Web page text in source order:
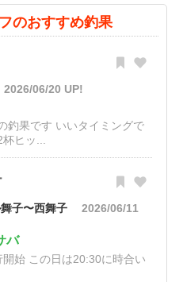
のおすすめ釣果
2026/06/20 UP!
釣果です いいタイミングで
杯ヒッ...
子〜西舞子
2026/06/11
バ
始 この日は20:30に時合い